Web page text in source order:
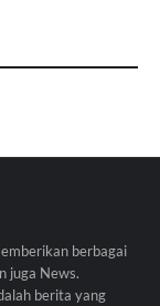
berbagai
juga News.
berita yang